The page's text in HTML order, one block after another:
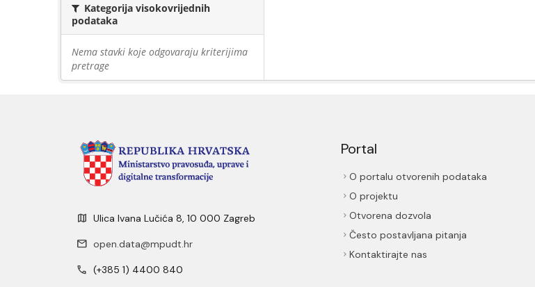
Kategorija visokovrijednih
podataka
Nema stavki koje odgovaraju kriterijima
pretrage